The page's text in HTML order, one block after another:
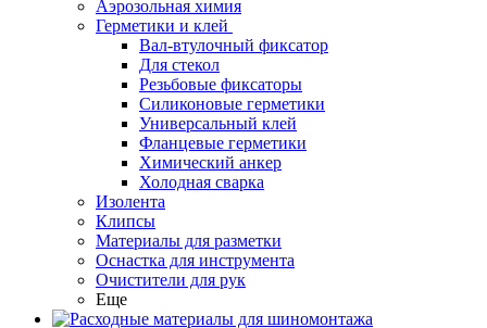
Аэрозольная химия
Герметики и клей
Вал-втулочный фиксатор
Для стекол
Резьбовые фиксаторы
Силиконовые герметики
Универсальный клей
Фланцевые герметики
Химический анкер
Холодная сварка
Изолента
Клипсы
Материалы для разметки
Оснастка для инструмента
Очистители для рук
Еще